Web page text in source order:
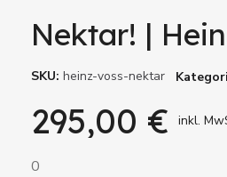
Nektar! |
SKU heinz-voss-nektar
295,00 € inkl.
0